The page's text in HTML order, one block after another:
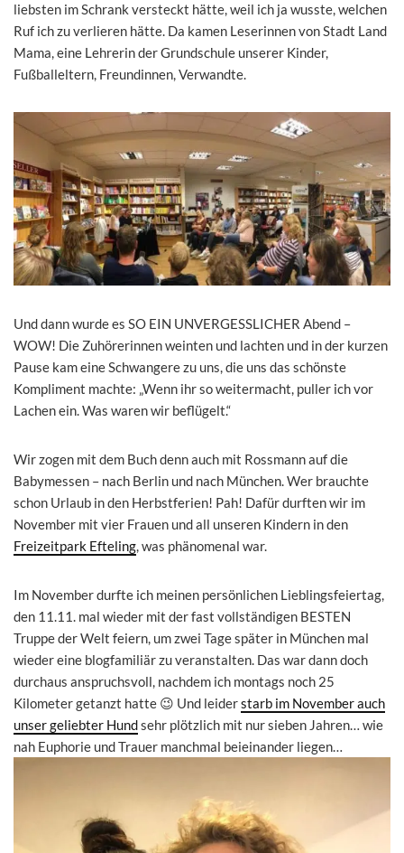
liebsten im Schrank versteckt hätte, weil ich ja wusste, welchen
Ruf ich zu verlieren hätte. Da kamen Leserinnen von Stadt Land
Mama, eine Lehrerin der Grundschule unserer Kinder,
Fußballeltern, Freundinnen, Verwandte.
Und dann wurde es SO EIN UNVERGESSLICHER Abend –
WOW! Die Zuhörerinnen weinten und lachten und in der kurzen
Pause kam eine Schwangere zu uns, die uns das schönste
Kompliment machte: „Wenn ihr so weitermacht, puller ich vor
Lachen ein. Was waren wir beflügelt.“
Wir zogen mit dem Buch denn auch mit Rossmann auf die
Babymessen – nach Berlin und nach München. Wer brauchte
schon Urlaub in den Herbstferien! Pah! Dafür durften wir im
November mit vier Frauen und all unseren Kindern in den
Freizeitpark Efteling, was phänomenal war.
Im November durfte ich meinen persönlichen Lieblingsfeiertag,
den 11.11. mal wieder mit der fast vollständigen BESTEN
Truppe der Welt feiern, um zwei Tage später in München mal
wieder eine blogfamiliär zu veranstalten. Das war dann doch
durchaus anspruchsvoll, nachdem ich montags noch 25
Kilometer getanzt hatte 😉 Und leiderstarb im November auch
unser geliebter Hundsehr plötzlich mit nur sieben Jahren… wie
nah Euphorie und Trauer manchmal beieinander liegen…